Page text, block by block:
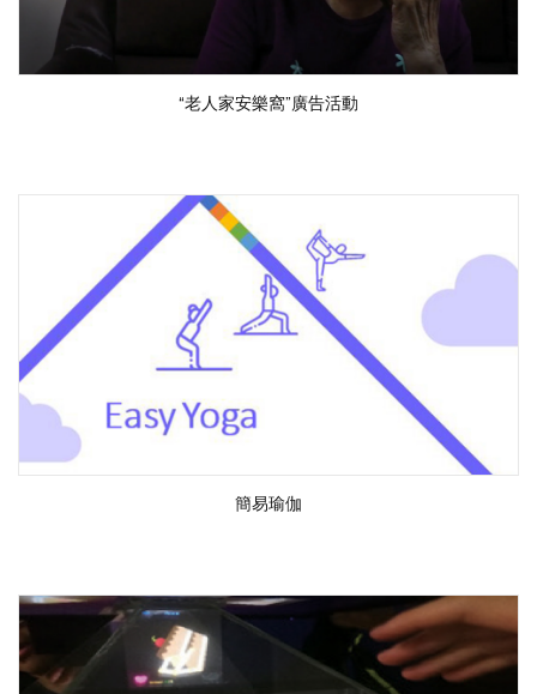
“老人家安樂窩”廣告活動
簡易瑜伽